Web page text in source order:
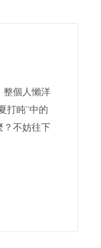
整個人懶洋
打盹”中的
？不妨往下